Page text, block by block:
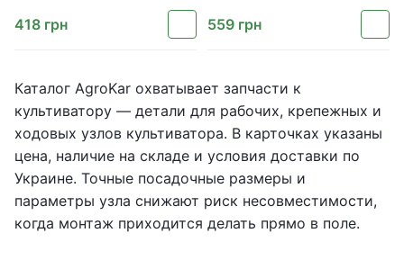
418 грн 559 грн
Каталог AgroKar охватывает запчасти к
культиватору — детали для рабочих, крепежных и
ходовых узлов культиватора. В карточках указаны
цена, наличие на складе и условия доставки по
Украине. Точные посадочные размеры и
параметры узла снижают риск несовместимости,
когда монтаж приходится делать прямо в поле.